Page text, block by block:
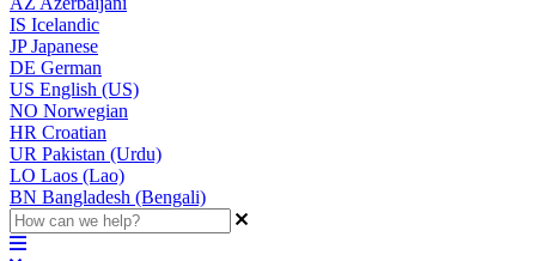
IS Icelandic
JPJapanese
DE German
US English (US)
NO Norwegian
HR Croatian
UR Pakistan (Urdu)
LO Laos (Lao)
BN Bangladesh (Bengali)